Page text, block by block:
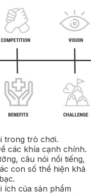
trong trò chơi.
các khía cạnh chính.
câu nói nổi tiếng,
con số thể hiện khả
ích của sản phẩm